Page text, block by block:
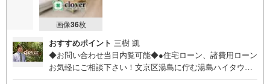
画像36枚
おすすめポイント 三樹 凱
◆お問い合わせ当日内覧可能◆●住宅ローン、諸費用ローン
お気軽にご相談下さい！文京区湯島に佇む湯島ハイタウン